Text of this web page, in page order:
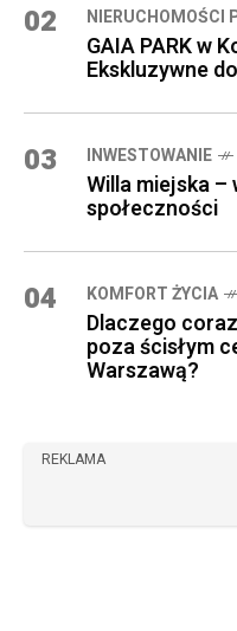
02 NIERUCHOMOŚCI
GAIA PARK w
Ekskluzywne
03 INWESTOWANIE
Willa miejska –
społeczności
04 KOMFORT ŻYCIA
Dlaczego
poza ścisłym
Warszawą?
REKLAMA